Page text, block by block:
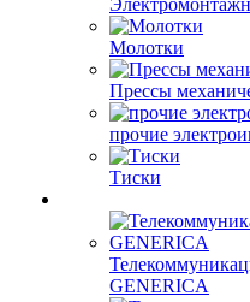
Молотки
Прессы
прочие
Тиски
GENERICA